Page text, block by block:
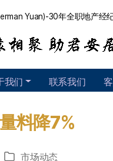
Yuan)-30年全职地产
我们 联系我们
料降7%
分 市场动态